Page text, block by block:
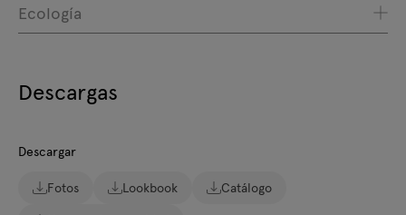
Ecología
Descargas
Descargar
Fotos Lookbook
Catálogo